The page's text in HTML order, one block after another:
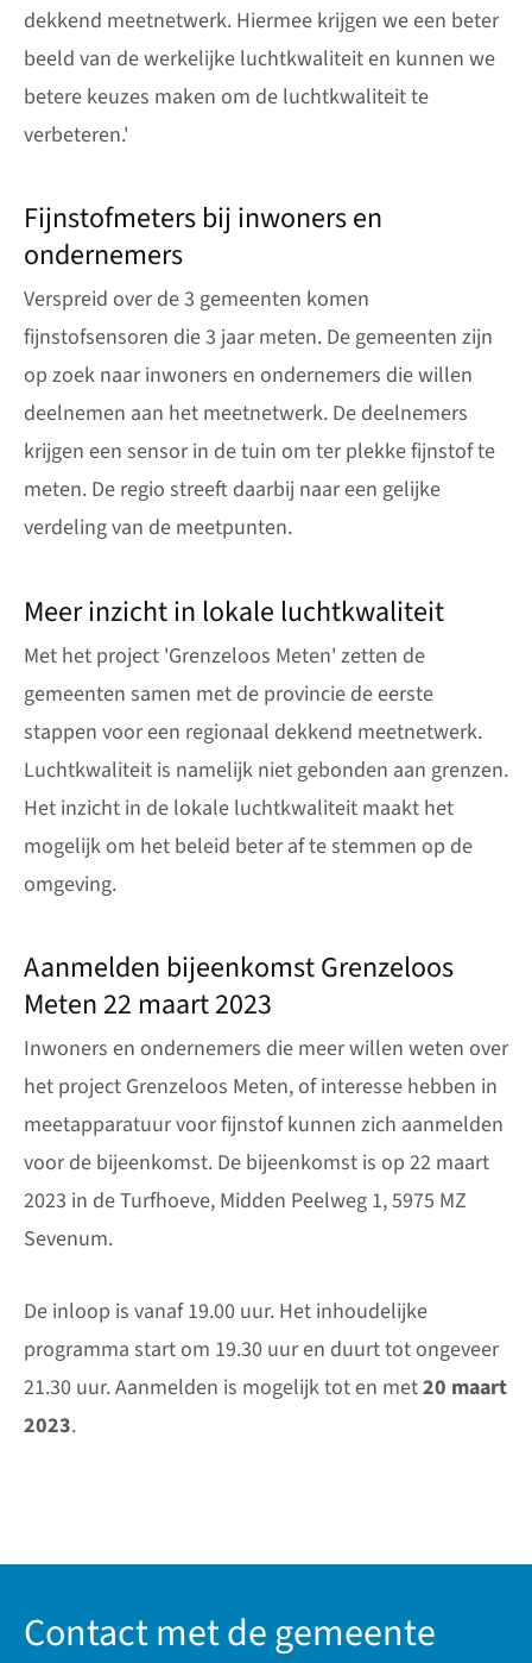
dekkend meetnetwerk. Hiermee krijgen we een beter
beeld van de werkelijke luchtkwaliteit en kunnen we
betere keuzes maken om de luchtkwaliteit te
verbeteren.'
Fijnstofmeters bij inwoners en
ondernemers
Verspreid over de 3 gemeenten komen
fijnstofsensoren die 3 jaar meten. De gemeenten zijn
op zoek naar inwoners en ondernemers die willen
deelnemen aan het meetnetwerk. De deelnemers
krijgen een sensor in de tuin om ter plekke fijnstof te
meten. De regio streeft daarbij naar een gelijke
verdeling van de meetpunten.
Meer inzicht in lokale luchtkwaliteit
Met het project 'Grenzeloos Meten' zetten de
gemeenten samen met de provincie de eerste
stappen voor een regionaal dekkend meetnetwerk.
Luchtkwaliteit is namelijk niet gebonden aan grenzen.
Het inzicht in de lokale luchtkwaliteit maakt het
mogelijk om het beleid beter af te stemmen op de
omgeving.
Aanmelden bijeenkomst Grenzeloos
Meten 22 maart 2023
Inwoners en ondernemers die meer willen weten over
het project Grenzeloos Meten, of interesse hebben in
meetapparatuur voor fijnstof kunnen zich aanmelden
voor de bijeenkomst. De bijeenkomst is op 22 maart
2023 in de Turfhoeve, Midden Peelweg 1, 5975 MZ
Sevenum.
De inloop is vanaf 19.00 uur. Het inhoudelijke
programma start om 19.30 uur en duurt tot ongeveer
21.30 uur. Aanmelden is mogelijk tot en met20 maart
2023.
Contact met de gemeente